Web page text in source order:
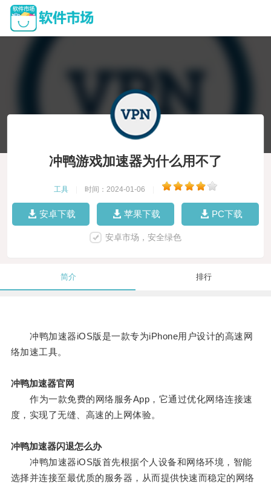
冲鸭游戏加速器为什么用不了
工具 时间：2024-01-06
安卓下载 苹果下载 PC下载
安卓市场，安全绿色
简介 排行
冲鸭加速器iOS版是一款专为iPhone用户设计的高速网
络加速工具。
冲鸭加速器官网
作为一款免费的网络服务App，它通过优化网络连接速
度，实现了无缝、高速的上网体验。
冲鸭加速器闪退怎么办
冲鸭加速器iOS版首先根据个人设备和网络环境，智能
选择并连接至最优质的服务器，从而提供快速而稳定的网络